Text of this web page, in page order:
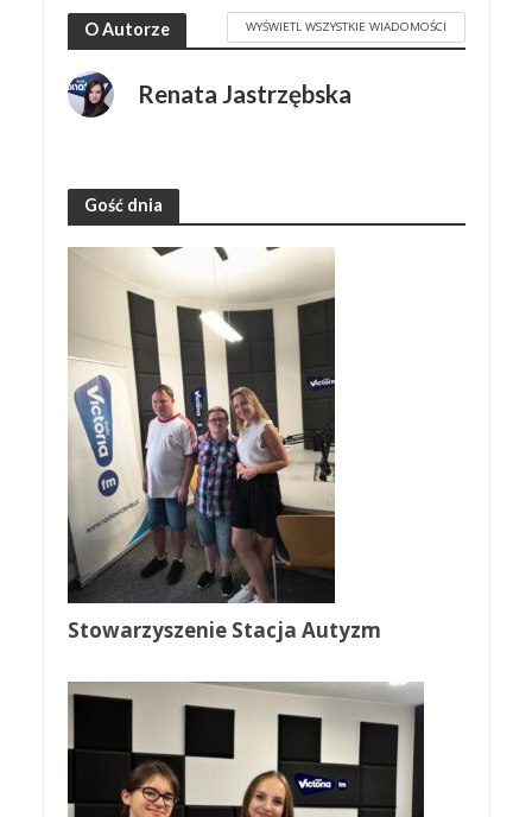
O Autorze WYŚWIETL WSZYSTKIE WIADOMOŚCI
Renata Jastrzębska
Gość dnia
Stowarzyszenie Stacja Autyzm